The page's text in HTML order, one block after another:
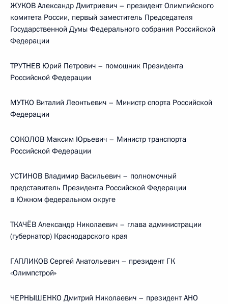
ЖУКОВ Александр Дмитриевич – президент Олимпийского
комитета России, первый заместитель Председателя
Государственной Думы Федерального собрания Российской
Федерации
ТРУТНЕВ Юрий Петрович – помощник Президента
Российской Федерации
МУТКО Виталий Леонтьевич – Министр спорта Российской
Федерации
СОКОЛОВ Максим Юрьевич – Министр транспорта
Российской Федерации
УСТИНОВ Владимир Васильевич – полномочный
представитель Президента Российской Федерации
в Южном федеральном округе
ТКАЧЁВ Александр Николаевич – глава администрации
(губернатор) Краснодарского края
ГАПЛИКОВ Сергей Анатольевич – президент ГК
«Олимпстрой»
ЧЕРНЫШЕНКО Дмитрий Николаевич – президент АНО